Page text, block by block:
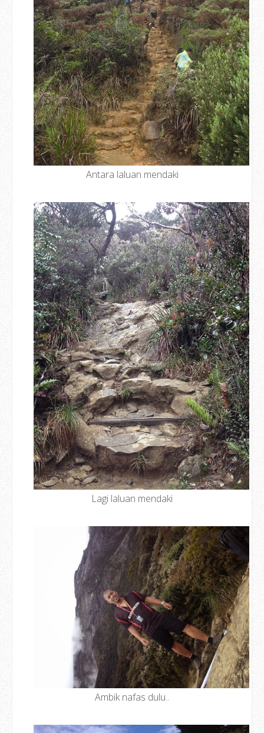
Antara laluan mendaki
Lagi laluan mendaki
Ambik nafas dulu..